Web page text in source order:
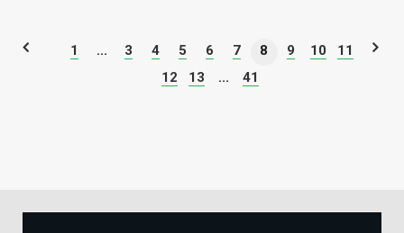
1 ... 3 4 5 6 7 8 9 10
11
12
13 ... 41